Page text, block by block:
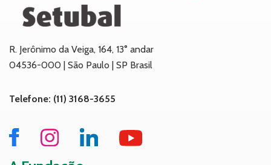
R. Jerônimo da Veiga, 164, 13° andar
04536-000 | São Paulo | SP Brasil
Telefone: (11) 3168-3655